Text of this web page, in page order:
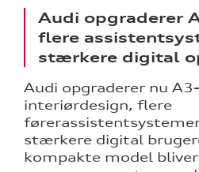
Audi opgraderer
flere
stærkere digital
Audi opgraderer nu
interiørdesign, flere
stærkere digital
kompakte model